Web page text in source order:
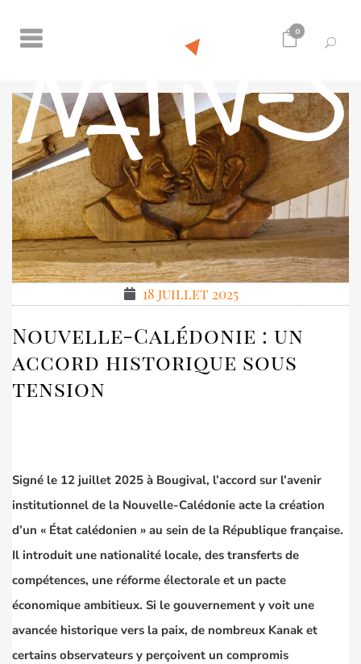
0
18 juillet 2025
Nouvelle-Calédonie : un
accord historique sous
tension
Signé le 12 juillet 2025 à Bougival, l’accord sur l’avenir
institutionnel de la Nouvelle-Calédonie acte la création
d’un « État calédonien » au sein de la République française.
Il introduit une nationalité locale, des transferts de
compétences, une réforme électorale et un pacte
économique ambitieux. Si le gouvernement y voit une
avancée historique vers la paix, de nombreux Kanak et
certains observateurs y perçoivent un compromis